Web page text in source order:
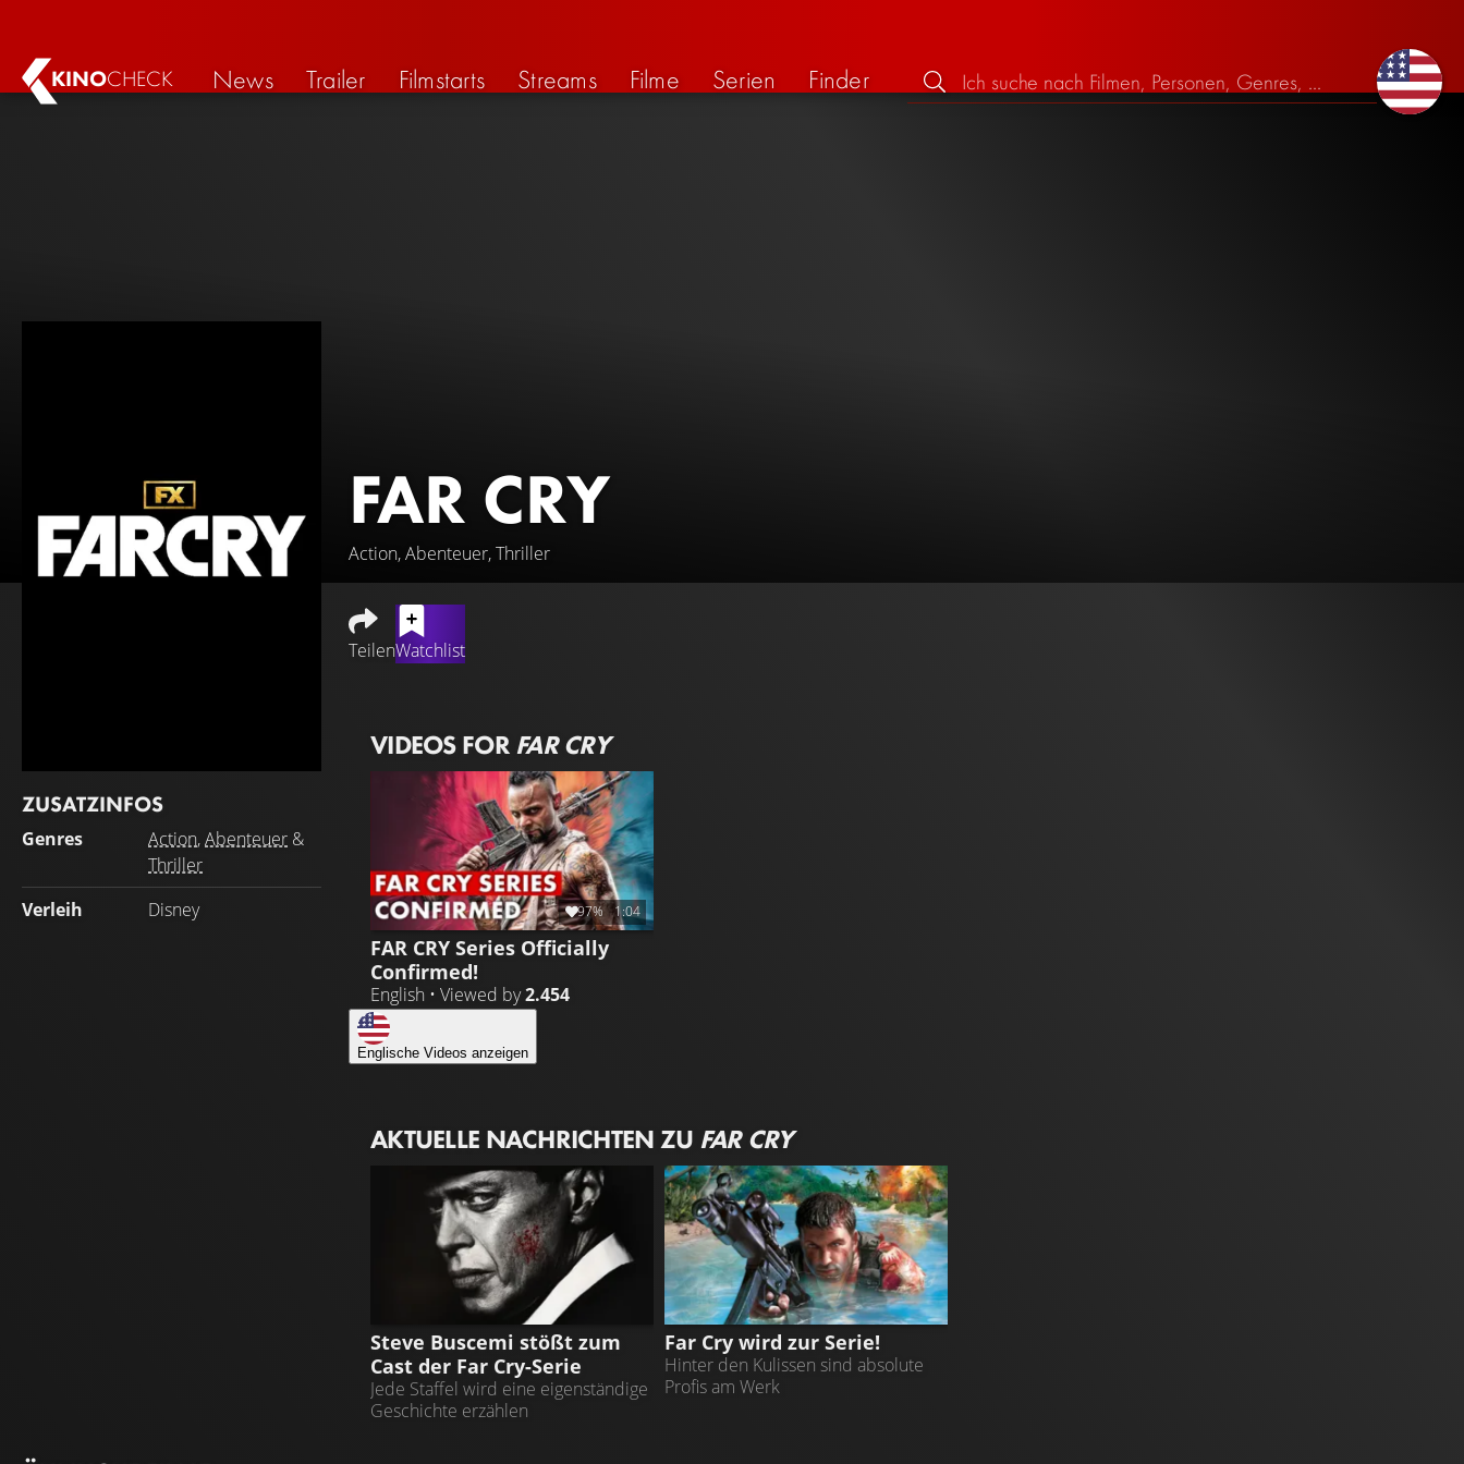
KINOCHECK News Trailer Filmstarts Streams Filme Serien Finder
FAR CRY
Action, Abenteuer, Thriller
ZUSATZINFOS
Genres Action,Abenteuer &
Thriller
Verleih
Disney
TeilenWatchlist
VIDEOS FORFAR CRY
97% 1:04
FAR CRY Series Officially
Confirmed!
English • Viewed by2.454
Englische Videos anzeigen
AKTUELLE NACHRICHTEN ZU FAR CRY
Steve Buscemi stößt zum
Cast der Far Cry-Serie
Jede Staffel wird eine eigenständige
Geschichte erzählen
FAR CRY
Far Cry wird zur Serie!
Hinter den Kulissen sind absolute
Profis am Werk